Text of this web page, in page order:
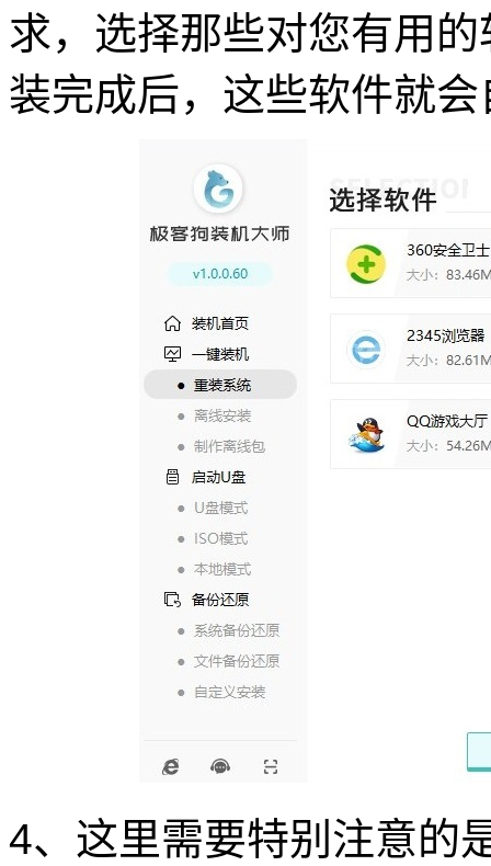
求，选择那些对您有用
装完成后，这些软件就
4、这里需要特别注意的